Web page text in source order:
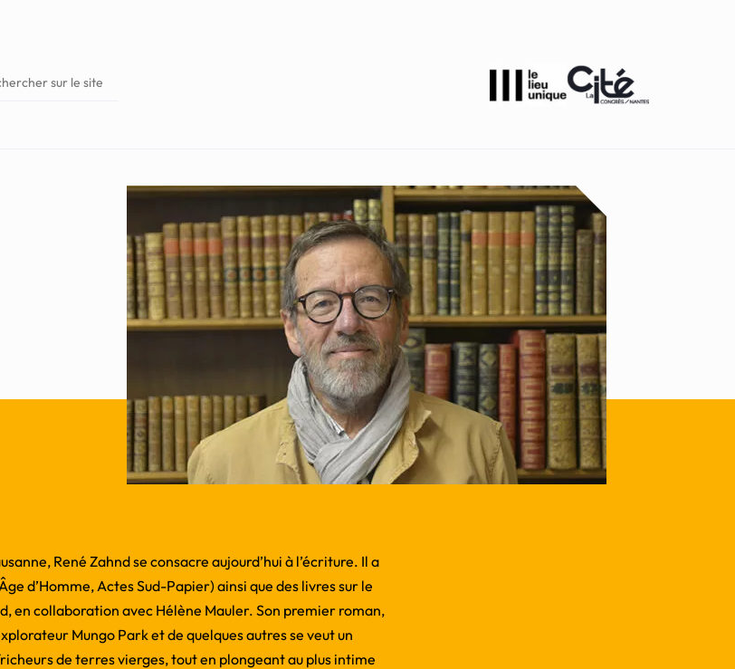
sur le site
René Zahnd se consacre aujourd’hui à l’écriture. Il a
d’Homme, Actes Sud-Papier) ainsi que des livres sur le
en collaboration avec Hélène Mauler. Son premier roman,
Mungo Park et de quelques autres se veut un
de terres vierges, tout en plongeant au plus intime